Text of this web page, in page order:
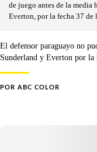
de juego antes de la media
Everton, por la fecha 37 de
El defensor paraguayo no
Sunderland y Everton por la
POR ABC COLOR